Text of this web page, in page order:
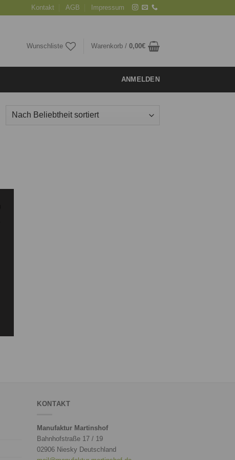
Kontakt AGB Impressum
Wunschliste Warenkorb / 0,00€
ANMELDEN
KONTAKT
Manufaktur Martinshof
Bahnhofstraße 17 / 19
02906 Niesky Deutschland